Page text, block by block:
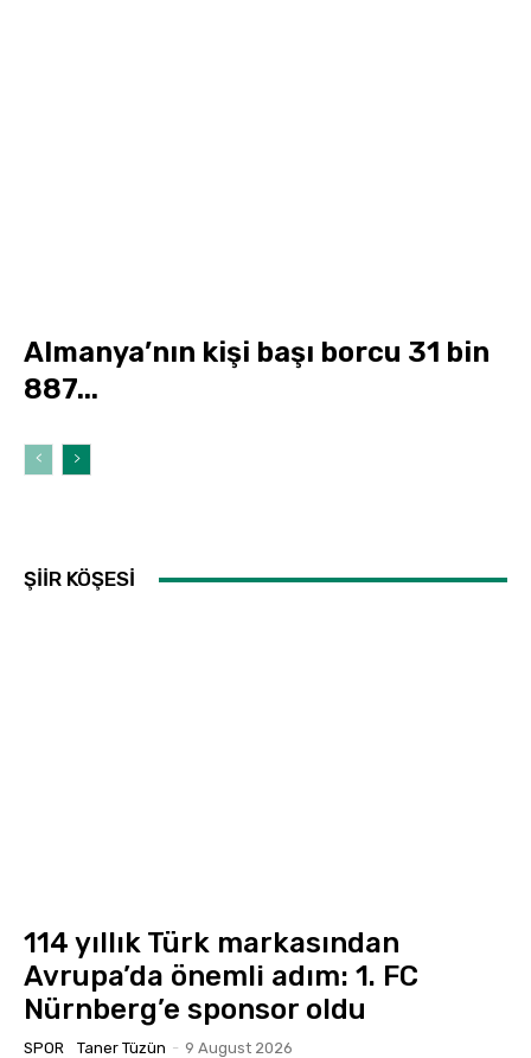
Almanya’nın kişi başı borcu 31 bin
887...
ŞİİR KÖŞESİ
114 yıllık Türk markasından
Avrupa’da önemli adım: 1. FC
Nürnberg’e sponsor oldu
SPOR Taner Tüzün - 9 August 2026